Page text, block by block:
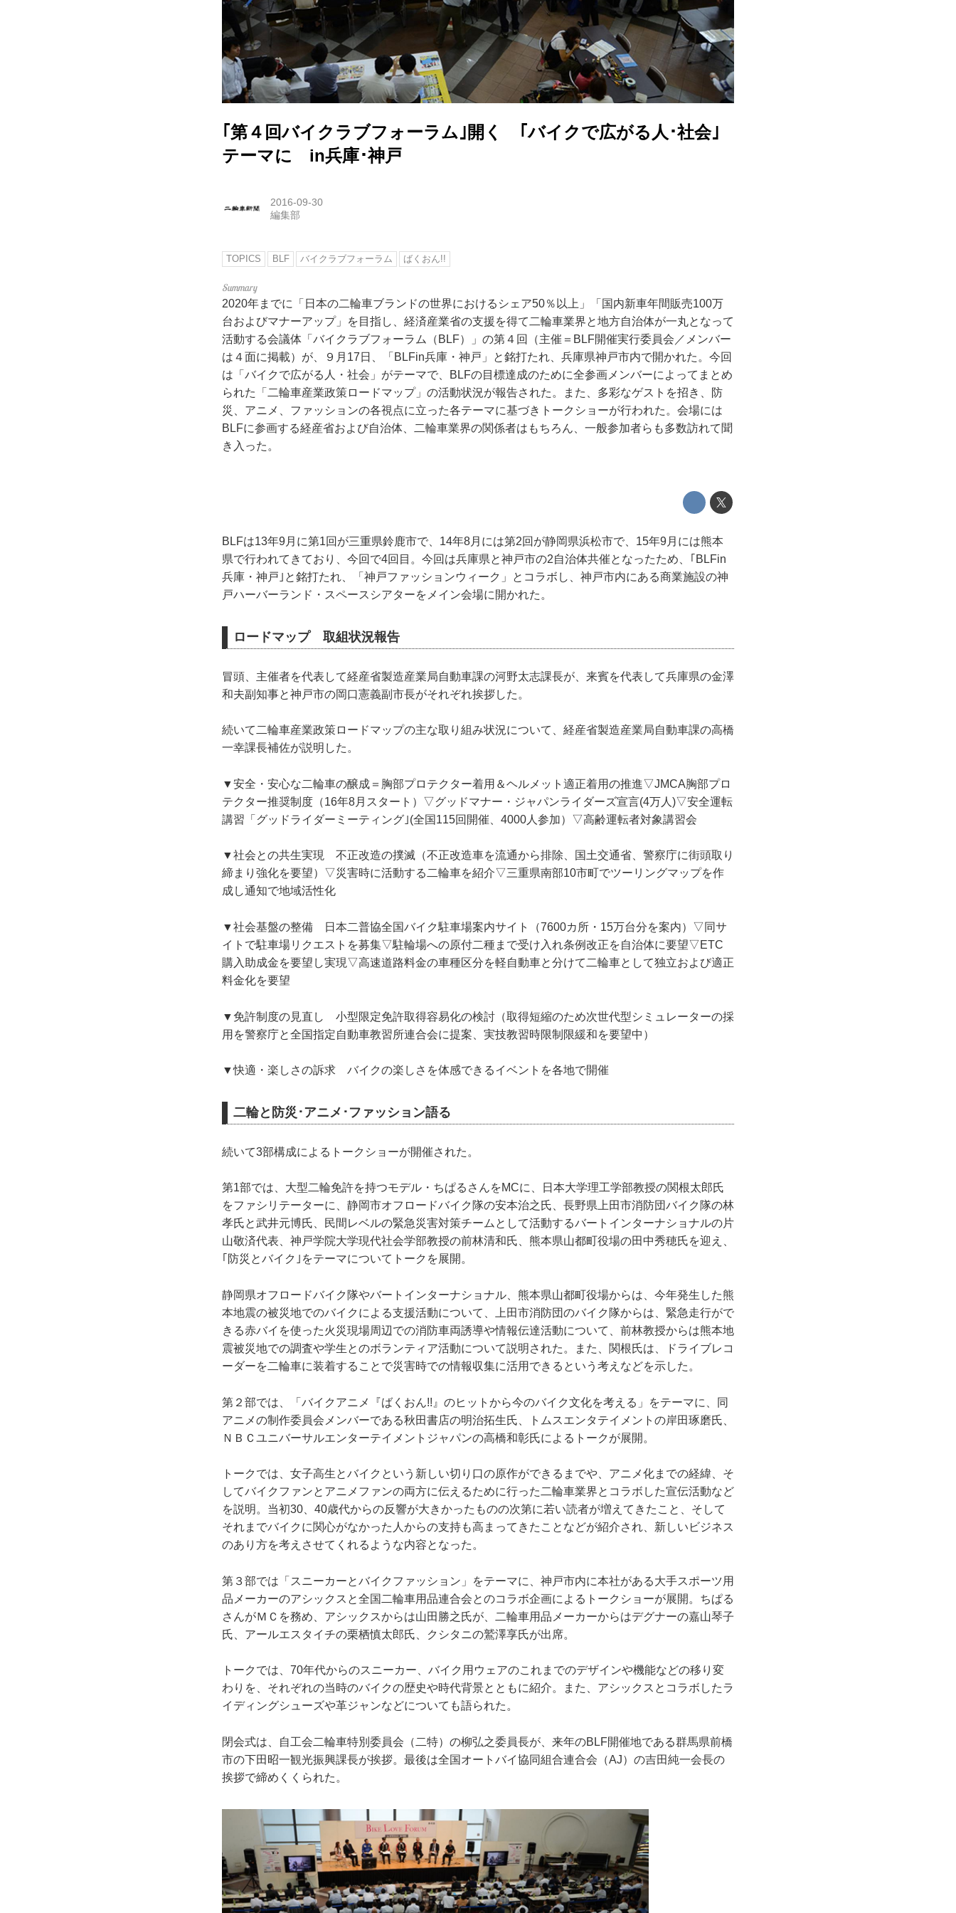
｢第４回バイクラブフォーラム｣開く ｢バイクで広がる人･社会｣
テーマに in兵庫･神戸
2016-09-30
編集部
TOPICS BLF バイクラブフォーラム ばくおん!!
2020年までに「日本の二輪車ブランドの世界におけるシェア50％以上」「国内新車年間販売100万
台およびマナーアップ」を目指し、経済産業省の支援を得て二輪車業界と地方自治体が一丸となって
活動する会議体「バイクラブフォーラム（BLF）」の第４回（主催＝BLF開催実行委員会／メンバー
は４面に掲載）が、９月17日、「BLFin兵庫・神戸」と銘打たれ、兵庫県神戸市内で開かれた。今回
は「バイクで広がる人・社会」がテーマで、BLFの目標達成のために全参画メンバーによってまとめ
られた「二輪車産業政策ロードマップ」の活動状況が報告された。また、多彩なゲストを招き、防
災、アニメ、ファッションの各視点に立った各テーマに基づきトークショーが行われた。会場には
BLFに参画する経産省および自治体、二輪車業界の関係者はもちろん、一般参加者らも多数訪れて聞
き入った。
BLFは13年9月に第1回が三重県鈴鹿市で、14年8月には第2回が静岡県浜松市で、15年9月には熊本
県で行われてきており、今回で4回目。今回は兵庫県と神戸市の2自治体共催となったため、｢BLFin
兵庫・神戸｣と銘打たれ、「神戸ファッションウィーク」とコラボし、神戸市内にある商業施設の神
戸ハーバーランド・スペースシアターをメイン会場に開かれた。
ロードマップ 取組状況報告
冒頭、主催者を代表して経産省製造産業局自動車課の河野太志課長が、来賓を代表して兵庫県の金澤
和夫副知事と神戸市の岡口憲義副市長がそれぞれ挨拶した。
続いて二輪車産業政策ロードマップの主な取り組み状況について、経産省製造産業局自動車課の高橋
一幸課長補佐が説明した。
▼安全・安心な二輪車の醸成＝胸部プロテクター着用＆ヘルメット適正着用の推進▽JMCA胸部プロ
テクター推奨制度（16年8月スタート）▽グッドマナー・ジャパンライダーズ宣言(4万人)▽安全運転
講習「グッドライダーミーティング｣(全国115回開催、4000人参加）▽高齢運転者対象講習会
▼社会との共生実現 不正改造の撲滅（不正改造車を流通から排除、国土交通省、警察庁に街頭取り
締まり強化を要望）▽災害時に活動する二輪車を紹介▽三重県南部10市町でツーリングマップを作
成し通知で地域活性化
▼社会基盤の整備 日本二普協全国バイク駐車場案内サイト（7600カ所・15万台分を案内）▽同サ
イトで駐車場リクエストを募集▽駐輪場への原付二種まで受け入れ条例改正を自治体に要望▽ETC
購入助成金を要望し実現▽高速道路料金の車種区分を軽自動車と分けて二輪車として独立および適正
料金化を要望
▼免許制度の見直し 小型限定免許取得容易化の検討（取得短縮のため次世代型シミュレーターの採
用を警察庁と全国指定自動車教習所連合会に提案、実技教習時限制限緩和を要望中）
▼快適・楽しさの訴求 バイクの楽しさを体感できるイベントを各地で開催
二輪と防災･アニメ･ファッション語る
続いて3部構成によるトークショーが開催された。
第1部では、大型二輪免許を持つモデル・ちぱるさんをMCに、日本大学理工学部教授の関根太郎氏
をファシリテーターに、静岡市オフロードバイク隊の安本治之氏、長野県上田市消防団バイク隊の林
孝氏と武井元博氏、民間レベルの緊急災害対策チームとして活動するバートインターナショナルの片
山敬済代表、神戸学院大学現代社会学部教授の前林清和氏、熊本県山都町役場の田中秀穂氏を迎え、
｢防災とバイク｣をテーマについてトークを展開。
静岡県オフロードバイク隊やバートインターナショナル、熊本県山都町役場からは、今年発生した熊
本地震の被災地でのバイクによる支援活動について、上田市消防団のバイク隊からは、緊急走行がで
きる赤バイを使った火災現場周辺での消防車両誘導や情報伝達活動について、前林教授からは熊本地
震被災地での調査や学生とのボランティア活動について説明された。また、関根氏は、ドライブレコ
ーダーを二輪車に装着することで災害時での情報収集に活用できるという考えなどを示した。
第２部では、「バイクアニメ『ばくおん!!』のヒットから今のバイク文化を考える」をテーマに、同
アニメの制作委員会メンバーである秋田書店の明治拓生氏、トムスエンタテイメントの岸田琢磨氏、
ＮＢＣユニバーサルエンターテイメントジャパンの高橋和彰氏によるトークが展開。
トークでは、女子高生とバイクという新しい切り口の原作ができるまでや、アニメ化までの経緯、そ
してバイクファンとアニメファンの両方に伝えるために行った二輪車業界とコラボした宣伝活動など
を説明。当初30、40歳代からの反響が大きかったものの次第に若い読者が増えてきたこと、そして
それまでバイクに関心がなかった人からの支持も高まってきたことなどが紹介され、新しいビジネス
のあり方を考えさせてくれるような内容となった。
第３部では「スニーカーとバイクファッション」をテーマに、神戸市内に本社がある大手スポーツ用
品メーカーのアシックスと全国二輪車用品連合会とのコラボ企画によるトークショーが展開。ちぱる
さんがＭＣを務め、アシックスからは山田勝之氏が、二輪車用品メーカーからはデグナーの嘉山琴子
氏、アールエスタイチの栗栖慎太郎氏、クシタニの鷲澤享氏が出席。
トークでは、70年代からのスニーカー、バイク用ウェアのこれまでのデザインや機能などの移り変
わりを、それぞれの当時のバイクの歴史や時代背景とともに紹介。また、アシックスとコラボしたラ
イディングシューズや革ジャンなどについても語られた。
閉会式は、自工会二輪車特別委員会（二特）の柳弘之委員長が、来年のBLF開催地である群馬県前橋
市の下田昭一観光振興課長が挨拶。最後は全国オートバイ協同組合連合会（AJ）の吉田純一会長の
挨拶で締めくくられた。